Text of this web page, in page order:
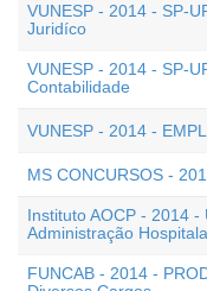
VUNESP - 2014 - SP-
Juridíco
VUNESP - 2014 - SP-
Contabilidade
VUNESP - 2014 -
MS CONCURSOS -
Instituto AOCP - 2014 -
Administração
FUNCAB - 2014 -